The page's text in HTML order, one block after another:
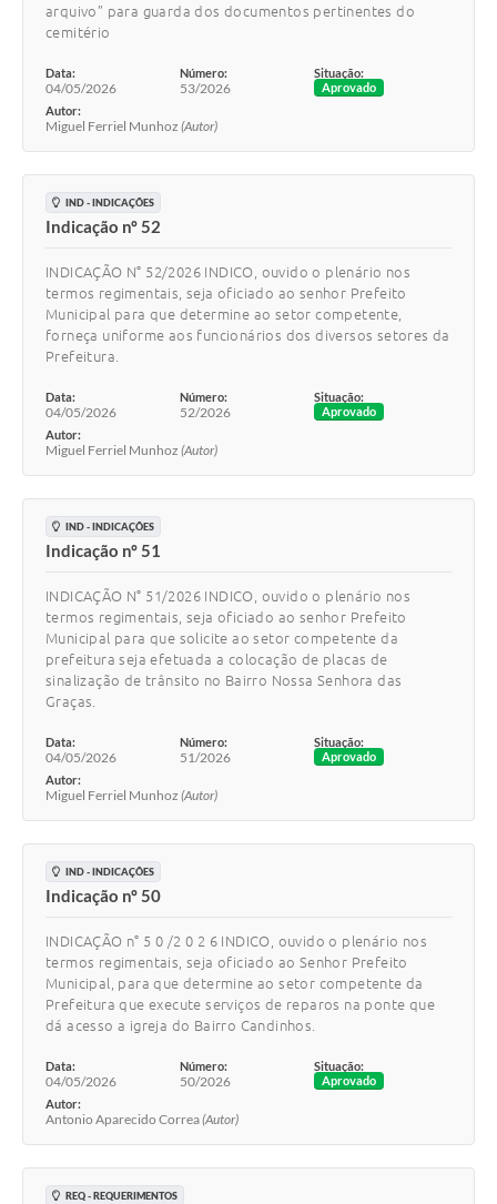
arquivo” para guarda dos documentos pertinentes do
cemitério
Data:
04/05/2026
Número:
53/2026
Situação:
Aprovado
Autor:
Miguel Ferriel Munhoz (Autor)
IND - INDICAÇÕES
Indicação nº 52
INDICAÇÃO N° 52/2026 INDICO, ouvido o plenário nos
termos regimentais, seja oficiado ao senhor Prefeito
Municipal para que determine ao setor competente,
forneça uniforme aos funcionários dos diversos setores da
Prefeitura.
Data:
04/05/2026
Número:
52/2026
Situação:
Aprovado
Autor:
Miguel Ferriel Munhoz (Autor)
IND - INDICAÇÕES
Indicação nº 51
INDICAÇÃO N° 51/2026 INDICO, ouvido o plenário nos
termos regimentais, seja oficiado ao senhor Prefeito
Municipal para que solicite ao setor competente da
prefeitura seja efetuada a colocação de placas de
sinalização de trânsito no Bairro Nossa Senhora das
Graças.
Data:
04/05/2026
Número:
51/2026
Situação:
Aprovado
Autor:
Miguel Ferriel Munhoz (Autor)
IND - INDICAÇÕES
Indicação nº 50
INDICAÇÃO n° 5 0 /2 0 2 6 INDICO, ouvido o plenário nos
termos regimentais, seja oficiado ao Senhor Prefeito
Municipal, para que determine ao setor competente da
Prefeitura que execute serviços de reparos na ponte que
dá acesso a igreja do Bairro Candinhos.
Data:
04/05/2026
Número:
50/2026
Situação:
Aprovado
Autor:
Antonio Aparecido Correa(Autor)
REQ - REQUERIMENTOS